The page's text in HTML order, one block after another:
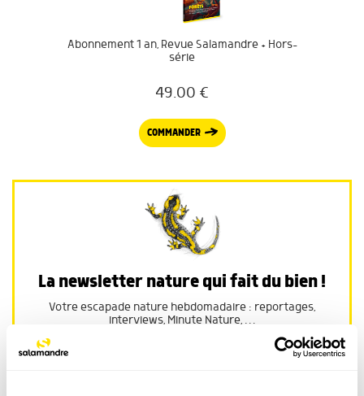
Abonnement 1 an, Revue Salamandre + Hors-
série
49.00 €
COMMANDER
La newsletter nature qui fait du bien !
Votre escapade nature hebdomadaire : reportages,
interviews, Minute Nature, …